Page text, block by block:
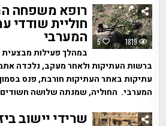
5 1819
רופא משפחה
חוליית שודדי
המערבי
במהלך פעילות
ברשות העתיקות ולאחר מעקב, נלכדה
עתיקות באתר העתיקות חורבת, פנס
המערבי. החוליה, שמנתה שלושה
שרידי יישוב